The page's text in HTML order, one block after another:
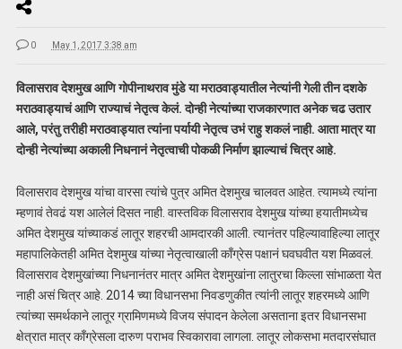
0 May 1, 2017 3:38 am
विलासराव देशमुख आणि गोपीनाथराव मुंडे या मराठवाड्यातील नेत्यांनी गेली तीन दशके
मराठवाड्याचं आणि राज्याचं नेतृत्व केलं. दोन्ही नेत्यांच्या राजकारणात अनेक चढ उतार
आले, परंतु तरीही मराठवाड्यात त्यांना पर्यायी नेतृत्व उभं राहु शकलं नाही. आता मात्र या
दोन्ही नेत्यांच्या अकाली निधनानं नेतृत्वाची पोकळी निर्माण झाल्याचं चित्र आहे.
विलासराव देशमुख यांचा वारसा त्यांचे पुत्र अमित देशमुख चालवत आहेत. त्यामध्ये त्यांना
म्हणावं तेवढं यश आलेलं दिसत नाही. वास्तविक विलासराव देशमुख यांच्या हयातीमध्येच
अमित देशमुख यांच्याकडं लातूर शहरची आमदारकी आली. त्यानंतर पहिल्यावाहिल्या लातूर
महापालिकेतही अमित देशमुख यांच्या नेतृत्वाखाली काँग्रेस पक्षानं घवघवीत यश मिळवलं.
विलासराव देशमुखांच्या निधनानंतर मात्र अमित देशमुखांना लातुरचा किल्ला सांभाळता येत
नाही असं चित्र आहे. 2014 च्या विधानसभा निवडणुकीत त्यांनी लातूर शहरमध्ये आणि
त्यांच्या समर्थकाने लातूर ग्रामिणमध्ये विजय संपादन केलेला असताना इतर विधानसभा
क्षेत्रात मात्र काँग्रेसला दारुण पराभव स्विकारावा लागला. लातूर लोकसभा मतदारसंघात